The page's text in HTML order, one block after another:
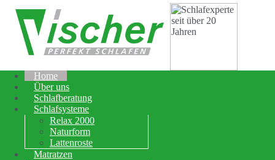
Home
Über uns
Schlafberatung
Schlafsysteme
Relax 2000
Naturform
Lattenroste
Matratzen